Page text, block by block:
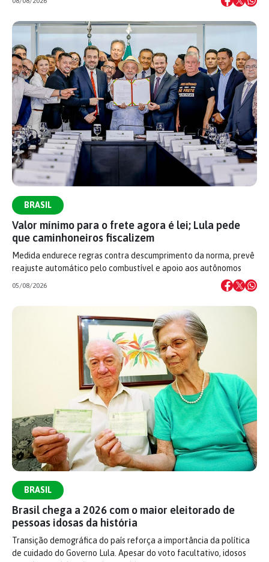
BRASIL
Valor mínimo para o frete agora é lei; Lula pede
que caminhoneiros fiscalizem
Medida endurece regras contra descumprimento da norma, prevê
reajuste automático pelo combustível e apoio aos autônomos
05/08/2026
BRASIL
Brasil chega a 2026 com o maior eleitorado de
pessoas idosas da história
Transição demográfica do país reforça a importância da política
de cuidado do Governo Lula. Apesar do voto facultativo, idosos